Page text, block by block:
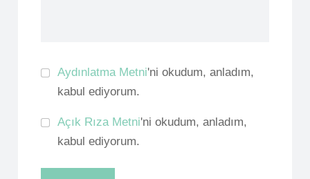
Aydınlatma Metni'ni okudum, anladım,
kabul ediyorum.
Açık Rıza Metni'ni okudum, anladım,
kabul ediyorum.